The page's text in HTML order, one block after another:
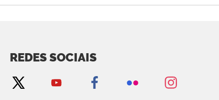
REDES SOCIAIS